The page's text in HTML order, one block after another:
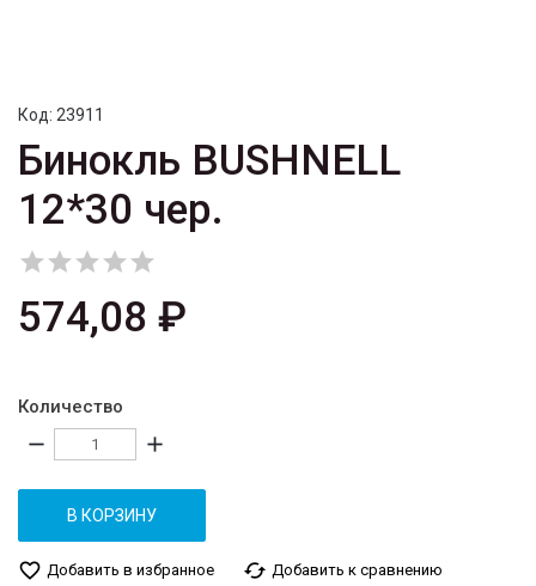
Код: 23911
Бинокль BUSHNELL
12*30 чер.

574,08 ₽
Количество
remove add
В КОРЗИНУ
favorite_border Добавить в избранное cached Добавить к сравнению